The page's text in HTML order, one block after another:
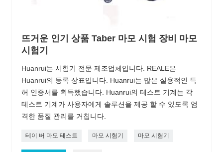
뜨거운 인기 상품 Taber 마모 시험 장비 마모
시험기
Huanrui는 시험기 전문 제조업체입니다. REALE은
Huanrui의 등록 상표입니다. Huanrui는 많은 실용적인 특
허 인증서를 획득했습니다. Huanrui의 테스트 기계는 각
테스트 기계가 사용자에게 솔루션을 제공 할 수 있도록 엄
격한 품질 관리를 거칩니다.
테이 버 마모 테스트 마모 시험기 마모 시험기